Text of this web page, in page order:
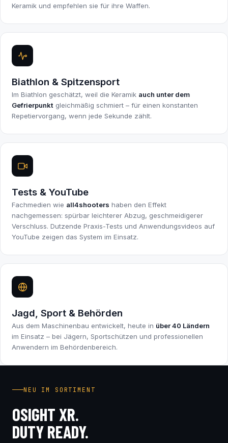
Keramik und empfehlen sie für ihre Waffen.
Biathlon & Spitzensport
Im Biathlon geschätzt, weil die Keramik auch unter dem
Gefrierpunkt gleichmäßig schmiert – für einen konstanten
Repetiervorgang, wenn jede Sekunde zählt.
Tests & YouTube
Fachmedien wie all4shooters haben den Effekt
nachgemessen: spürbar leichterer Abzug, geschmeidigerer
Verschluss. Dutzende Praxis-Tests und Anwendungsvideos auf
YouTube zeigen das System im Einsatz.
Jagd, Sport & Behörden
Aus dem Maschinenbau entwickelt, heute in über 40 Ländern
im Einsatz – bei Jägern, Sportschützen und professionellen
Anwendern im Behördenbereich.
NEU IM SORTIMENT
OSIGHT XR.
DUTY READY.